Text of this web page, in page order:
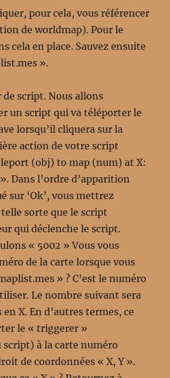
pour cela, vous référencer
de worldmap). Pour le
cela en place. Sauvez ensuite
».
de script. Nous allons
un script qui va téléporter le
lorsqu’il cliquera sur la
action de votre script
(obj) to map (num) at X:
Dans l’ordre d’apparition
sur ‘Ok’, vous mettrez
sorte que le script
qui déclenche le script.
« 5002 » Vous vous
de la carte lorsque vous
» ? C’est le numéro
Le nombre suivant sera
X. En d’autres termes, ce
le « triggerer »
script) à la carte numéro
de coordonnées « X, Y ».